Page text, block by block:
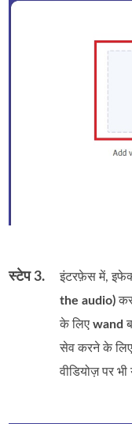
स्टेप 3. इंटरफ़ेस में,
the audio)
के लिएwand
सेव करने के
वीडियोज़ पर भी